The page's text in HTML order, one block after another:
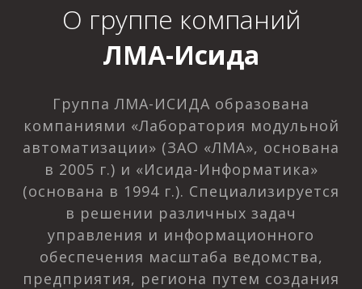
О группе компаний
ЛМА-Исида
Группа ЛМА-ИСИДА образована
компаниями «Лаборатория модульной
автоматизации» (ЗАО «ЛМА», основана
в 2005 г.) и «Исида-Информатика»
(основана в 1994 г.). Специализируется
в решении различных задач
управления и информационного
обеспечения масштаба ведомства,
предприятия, региона путем создания